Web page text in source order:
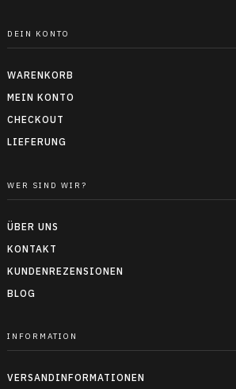
DEIN KONTO
WARENKORB
MEIN KONTO
CHECKOUT
LIEFERUNG
WER SIND WIR?
ÜBER UNS
KONTAKT
KUNDENREZENSIONEN
BLOG
INFORMATION
VERSANDINFORMATIONEN